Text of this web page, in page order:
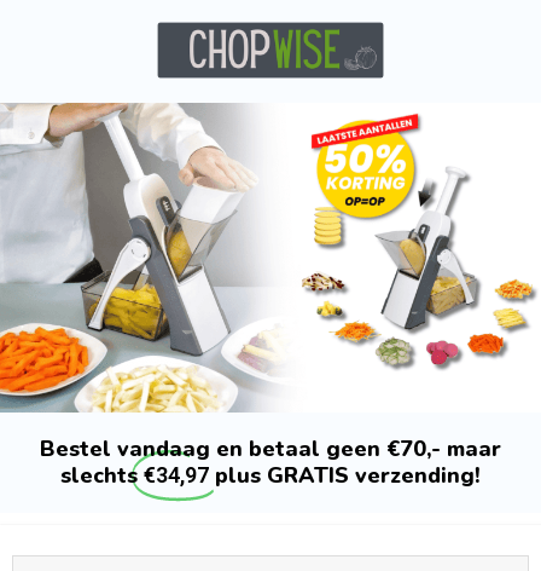
Bestel vandaag en betaal geen €70,- maar
slechts €34,97 plus GRATIS verzending!